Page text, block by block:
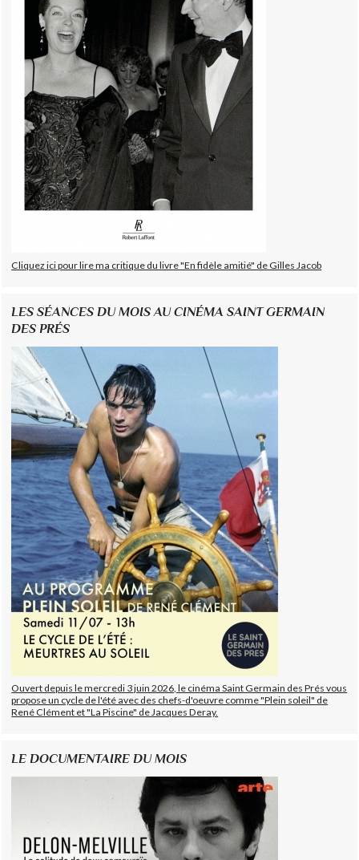
Cliquez ici pour lire ma critique du livre "En fidèle amitié" de Gilles Jacob
LES SÉANCES DU MOIS AU CINÉMA SAINT GERMAIN
DES PRÉS
Ouvert depuis le mercredi 3 juin 2026, le cinéma Saint Germain des Prés vous
propose un cycle de l'été avec des chefs-d'oeuvre comme "Plein soleil" de
René Clément et "La Piscine" de Jacques Deray.
LE DOCUMENTAIRE DU MOIS